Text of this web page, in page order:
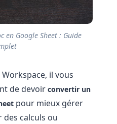
en Google Sheet : Guide
il vous
de devoir convertir un
pour mieux gérer
des calculs ou